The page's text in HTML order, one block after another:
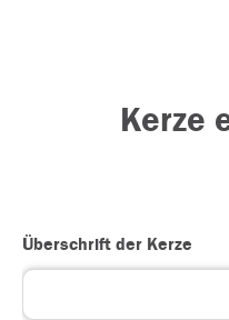
Kerze
Überschrift der Kerze